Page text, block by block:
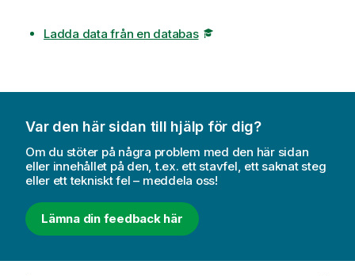
a
g
Ladda data från en databas
Var den här sidan till hjälp för dig?
Om du stöter på några problem med den här sidan
eller innehållet på den, t.ex. ett stavfel, ett saknat steg
eller ett tekniskt fel – meddela oss!
Lämna din feedback här